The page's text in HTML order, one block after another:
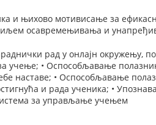
и њихово мотивисање за
осавремењивања и
рад у онлајн окружењу,
учење; • Оспособљавање
наставе; • Оспособљавање
и рада ученика; •
за управљање учењем